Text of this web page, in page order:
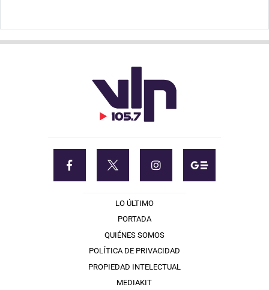
LO ÚLTIMO
PORTADA
QUIÉNES SOMOS
POLÍTICA DE PRIVACIDAD
PROPIEDAD INTELECTUAL
MEDIAKIT